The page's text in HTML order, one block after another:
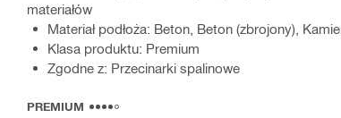
materiałów
Materiał podłoża: Beton, Beton (zbrojony),
Klasa produktu: Premium
Zgodne z: Przecinarki spalinowe
PREMIUM